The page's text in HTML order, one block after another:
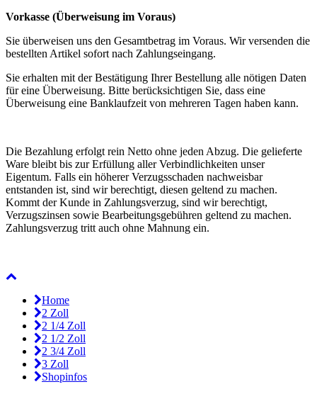
Vorkasse (Überweisung im Voraus)
Sie überweisen uns den Gesamtbetrag im Voraus. Wir versenden die
bestellten Artikel sofort nach Zahlungseingang.
Sie erhalten mit der Bestätigung Ihrer Bestellung alle nötigen Daten
für eine Überweisung. Bitte berücksichtigen Sie, dass eine
Überweisung eine Banklaufzeit von mehreren Tagen haben kann.
Die Bezahlung erfolgt rein Netto ohne jeden Abzug. Die gelieferte
Ware bleibt bis zur Erfüllung aller Verbindlichkeiten unser
Eigentum. Falls ein höherer Verzugsschaden nachweisbar
entstanden ist, sind wir berechtigt, diesen geltend zu machen.
Kommt der Kunde in Zahlungsverzug, sind wir berechtigt,
Verzugszinsen sowie Bearbeitungsgebühren geltend zu machen.
Zahlungsverzug tritt auch ohne Mahnung ein.
Home
2 Zoll
2 1/4 Zoll
2 1/2 Zoll
2 3/4 Zoll
3 Zoll
Shopinfos